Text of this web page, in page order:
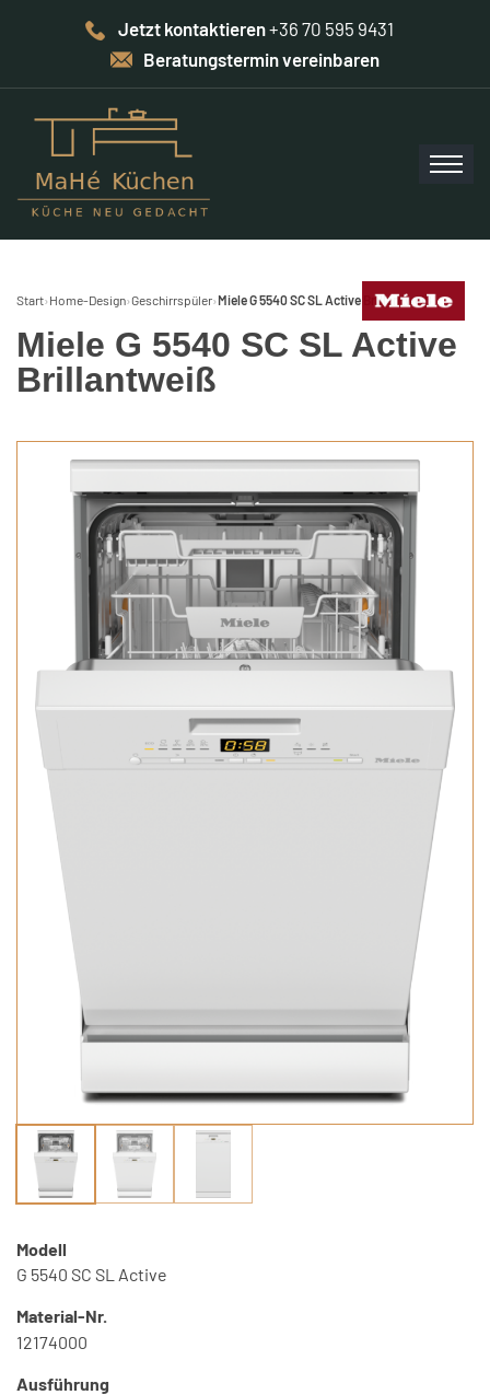
Jetzt kontaktieren+36 70 595 9431
Beratungstermin vereinbaren
Start› Home-Design›Geschirrspüler›Miele G 5540 SC SL Active Brillantweiß
Miele G 5540 SC SL Active
Brillantweiß
Modell
G 5540 SC SL Active
Material-Nr.
12174000
Ausführung